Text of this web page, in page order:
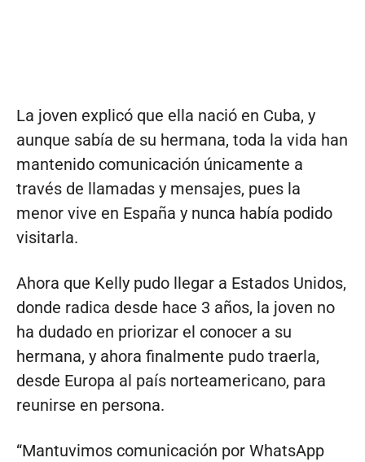
La joven explicó que ella nació en Cuba, y
aunque sabía de su hermana, toda la vida han
mantenido comunicación únicamente a
través de llamadas y mensajes, pues la
menor vive en España y nunca había podido
visitarla.
Ahora que Kelly pudo llegar a Estados Unidos,
donde radica desde hace 3 años, la joven no
ha dudado en priorizar el conocer a su
hermana, y ahora finalmente pudo traerla,
desde Europa al país norteamericano, para
reunirse en persona.
“Mantuvimos comunicación por WhatsApp